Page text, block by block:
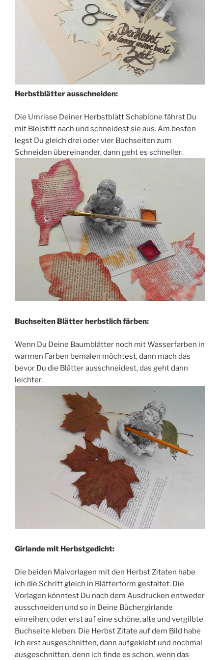
Herbstblätter ausschneiden:
Die Umrisse Deiner Herbstblatt Schablone fährst Du
mit Bleistift nach und schneidest sie aus. Am besten
legst Du gleich drei oder vier Buchseiten zum
Schneiden übereinander, dann geht es schneller.
Buchseiten Blätter herbstlich färben:
Wenn Du Deine Baumblätter noch mit Wasserfarben in
warmen Farben bemalen möchtest, dann mach das
bevor Du die Blätter ausschneidest, das geht dann
leichter.
Girlande mit Herbstgedicht:
Die beiden Malvorlagen mit den Herbst Zitaten habe
ich die Schrift gleich in Blätterform gestaltet. Die
Vorlagen könntest Du nach dem Ausdrucken entweder
ausschneiden und so in Deine Büchergirlande
einreihen, oder erst auf eine schöne, alte und vergilbte
Buchseite kleben. Die Herbst Zitate auf dem Bild habe
ich erst ausgeschnitten, dann aufgeklebt und nochmal
ausgeschnitten, denn ich finde es schön, wenn das